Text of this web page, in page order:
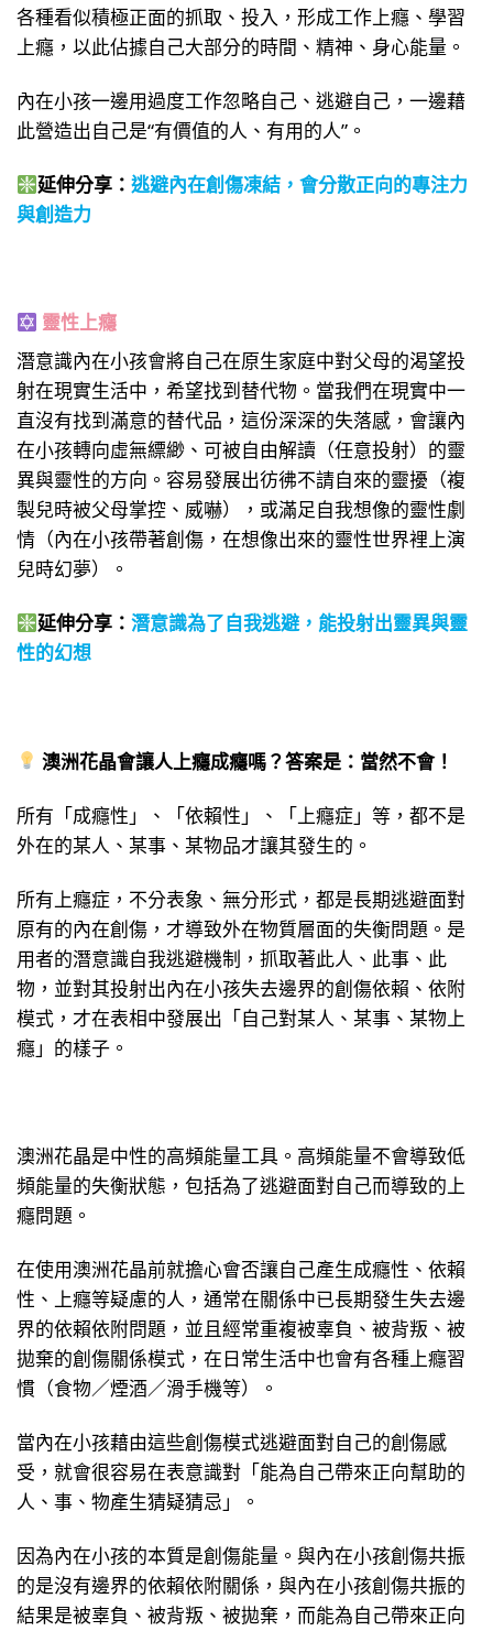
各種看似積極正面的抓取、投入，形成工作上癮、學習
上癮，以此佔據自己大部分的時間、精神、身心能量。
內在小孩一邊用過度工作忽略自己、逃避自己，一邊藉
此營造出自己是“有價值的人、有用的人”。
延伸分享：逃避內在創傷凍結，會分散正向的專注力
與創造力
靈性上癮
潛意識內在小孩會將自己在原生家庭中對父母的渴望投
射在現實生活中，希望找到替代物。當我們在現實中一
直沒有找到滿意的替代品，這份深深的失落感，會讓內
在小孩轉向虛無縹緲、可被自由解讀（任意投射）的靈
異與靈性的方向。容易發展出彷彿不請自來的靈擾（複
製兒時被父母掌控、威嚇），或滿足自我想像的靈性劇
情（內在小孩帶著創傷，在想像出來的靈性世界裡上演
兒時幻夢）。
延伸分享：潛意識為了自我逃避，能投射出靈異與靈
性的幻想
澳洲花晶會讓人上癮成癮嗎？答案是：當然不會！
所有「成癮性」、「依賴性」、「上癮症」等，都不是
外在的某人、某事、某物品才讓其發生的。
所有上癮症，不分表象、無分形式，都是長期逃避面對
原有的內在創傷，才導致外在物質層面的失衡問題。是
用者的潛意識自我逃避機制，抓取著此人、此事、此
物，並對其投射出內在小孩失去邊界的創傷依賴、依附
模式，才在表相中發展出「自己對某人、某事、某物上
癮」的樣子。
澳洲花晶是中性的高頻能量工具。高頻能量不會導致低
頻能量的失衡狀態，包括為了逃避面對自己而導致的上
癮問題。
在使用澳洲花晶前就擔心會否讓自己產生成癮性、依賴
性、上癮等疑慮的人，通常在關係中已長期發生失去邊
界的依賴依附問題，並且經常重複被辜負、被背叛、被
拋棄的創傷關係模式，在日常生活中也會有各種上癮習
慣（食物／煙酒／滑手機等）。
當內在小孩藉由這些創傷模式逃避面對自己的創傷感
受，就會很容易在表意識對「能為自己帶來正向幫助的
人、事、物產生猜疑猜忌」。
因為內在小孩的本質是創傷能量。與內在小孩創傷共振
的是沒有邊界的依賴依附關係，與內在小孩創傷共振的
結果是被辜負、被背叛、被拋棄，而能為自己帶來正向